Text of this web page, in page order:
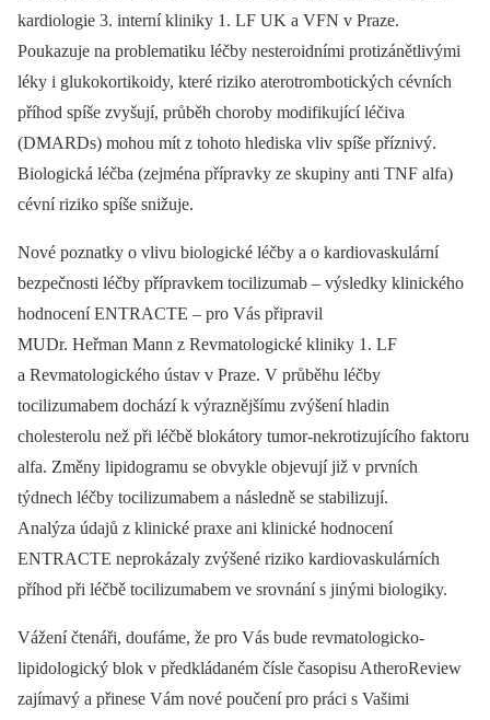
kardiologie 3. interní kliniky 1. LF UK a VFN v Praze.
Poukazuje na problematiku léčby nesteroidními protizánětlivými
léky i glukokortikoidy, které riziko aterotrombotických cévních
příhod spíše zvyšují, průběh choroby modifikující léčiva
(DMARDs) mohou mít z tohoto hlediska vliv spíše příznivý.
Biologická léčba (zejména přípravky ze skupiny anti TNF alfa)
cévní riziko spíše snižuje.
Nové poznatky o vlivu biologické léčby a o kardiovaskulární
bezpečnosti léčby přípravkem tocilizumab –⁠ výsledky klinického
hodnocení ENTRACTE –⁠ pro Vás připravil
MUDr. Heřman Mann z Revmatologické kliniky 1. LF
a Revmatologického ústav v Praze. V průběhu léčby
tocilizumabem dochází k výraznějšímu zvýšení hladin
cholesterolu než při léčbě blokátory tumor-nekrotizujícího faktoru
alfa. Změny lipidogramu se obvykle objevují již v prvních
týdnech léčby tocilizumabem a následně se stabilizují.
Analýza údajů z klinické praxe ani klinické hodnocení
ENTRACTE neprokázaly zvýšené riziko kardiovaskulárních
příhod při léčbě tocilizumabem ve srovnání s jinými biologiky.
Vážení čtenáři, doufáme, že pro Vás bude revmatologicko-
lipidologický blok v předkládaném čísle časopisu AtheroReview
zajímavý a přinese Vám nové poučení pro práci s Vašimi